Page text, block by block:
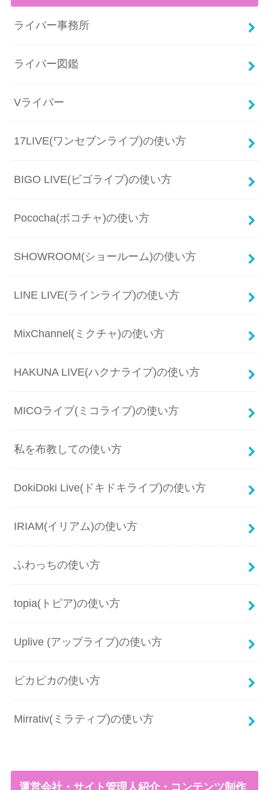
ライバー事務所
ライバー図鑑
Vライバー
17LIVE(ワンセブンライブ)の使い方
BIGO LIVE(ビゴライブ)の使い方
Pococha(ポコチャ)の使い方
SHOWROOM(ショールーム)の使い方
LINE LIVE(ラインライブ)の使い方
MixChannel(ミクチャ)の使い方
HAKUNA LIVE(ハクナライブ)の使い方
MICOライブ(ミコライブ)の使い方
私を布教しての使い方
DokiDoki Live(ドキドキライブ)の使い方
IRIAM(イリアム)の使い方
ふわっちの使い方
topia(トピア)の使い方
Uplive (アップライブ)の使い方
ピカピカの使い方
Mirrativ(ミラティブ)の使い方
運営会社・サイト管理人紹介・コンテンツ制作